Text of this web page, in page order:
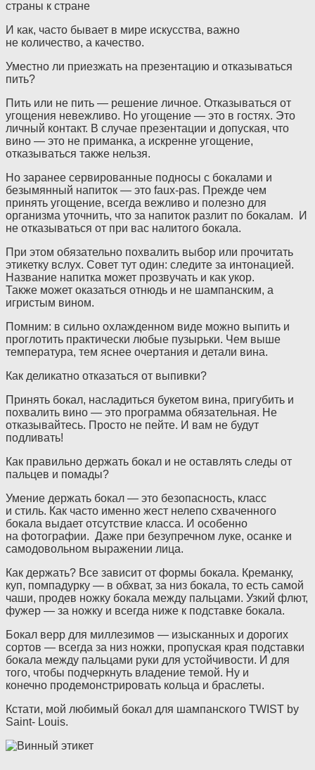
страны к стране
И как, часто бывает в мире искусства, важно
не количество, а качество.
Уместно ли приезжать на презентацию и отказываться
пить?
Пить или не пить — решение личное. Отказываться от
угощения невежливо. Но угощение — это в гостях. Это
личный контакт. B случае презентации и допуская, что
вино — это не приманка, а искренне угощение,
отказываться также нельзя.
Но заранее сервированные подносы с бокалами и
безымянный напиток — это faux-pas. Прежде чем
принять угощение, всегда вежливо и полезно для
организма уточнить, что за напиток разлит по бокалам. И
не отказываться от при вас налитого бокала.
При этом обязательно похвалить выбор или прочитать
этикетку вслух. Совет тут один: следите за интонацией.
Название напитка может прозвучать и как укор.
Также может оказаться отнюдь и не шампанским, а
игристым вином.
Помним: в сильно охлажденном виде можно выпить и
проглотить практически любые пузырьки. Чем выше
температура, тем яснее очертания и детали вина.
Как деликатно отказаться от выпивки?
Принять бокал, насладиться букетом вина, пригубить и
похвалить вино — это программа обязательная. Не
отказывайтесь. Просто не пейте. И вам не будут
подливать!
Как правильно держать бокал и не оставлять следы от
пальцев и помады?
Умение держать бокал — это безопасность, класс
и стиль. Как часто именно жест нелепо схваченного
бокала выдает отсутствие класса. И особенно
на фотографии. Даже при безупречном луке, осанке и
самодовольном выражении лица.
Как держать? Все зависит от формы бокала. Креманку,
куп, помпадурку — в обхват, за низ бокала, то есть самой
чаши, продев ножку бокала между пальцами. Узкий флют,
фужер — за ножку и всегда ниже к подставке бокала.
Бокал верр для миллезимов — изысканных и дорогих
сортов — всегда за низ ножки, пропуская края подставки
бокала между пальцами руки для устойчивости. И для
того, чтобы подчеркнуть владение темой. Ну и
конечно продемонстрировать кольца и браслеты.
Кстати, мой любимый бокал для шампанского TWIST by
Saint- Louis.